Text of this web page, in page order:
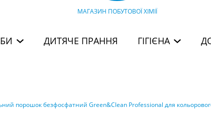
МАГАЗИН ПОБУТОВОЇ ХІМІЇ
ДИТЯЧЕ ПРАННЯ ГІГІЄНА
порошок безфосфатний Green&Clean Professional для